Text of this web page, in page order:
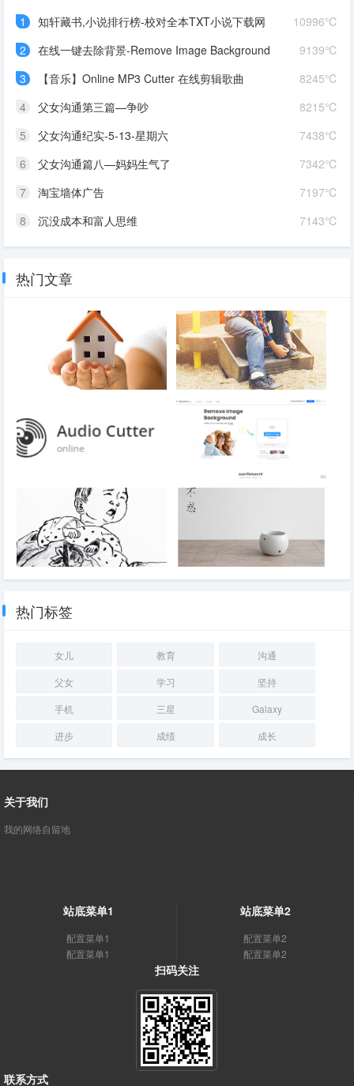
10996℃
1
知轩藏书,小说排行榜-校对全本TXT小说下载网
9139℃
2
在线一键去除背景-Remove Image Background
8245℃
3
【音乐】Online MP3 Cutter 在线剪辑歌曲
8215℃
4
父女沟通第三篇—争吵
7438℃
5
父女沟通纪实-5-13-星期六
7342℃
6
父女沟通篇八—妈妈生气了
7197℃
7
淘宝墙体广告
7143℃
8 沉没成本和富人思维
热门文章
【音乐】Online MP3 Cutter 在
在线一键去除背景-Remove
Image Background
热门标签
女儿 教育
沟通
父女
学习
坚持
手机
三星
Galaxy
进步
成绩 成长
关于我们
我的网络自留地
站底菜单1
配置菜单1
配置菜单1
站底菜单2
配置菜单2
配置菜单2
扫码关注
联系方式